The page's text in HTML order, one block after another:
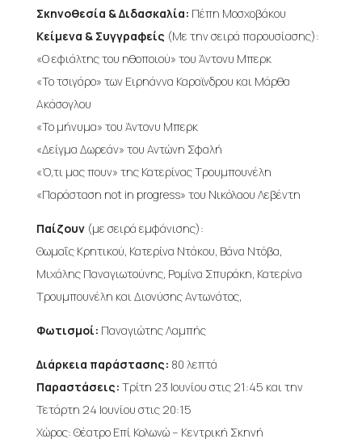
Σκηνοθεσία & Διδασκαλία: Πέπη Μοσχοβάκου
Κείμενα & Συγγραφείς (Με την σειρά παρουσίασης):
«Ο εφιάλτης του ηθοποιού» του Άντονυ Μπερκ
«Το τσιγάρο» των Ειρηάννα Καραϊνδρου και Μάρθα
Ακάσογλου
«Το μήνυμα» του Άντονυ Μπερκ
«Δείγμα Δωρεάν» του Αντώνη Σφαλή
«Ό,τι μας πουν» της Κατερίνας Τρουμπουνέλη
«Παράσταση not in progress» του Νικόλαου Λεβέντη
Παίζουν (με σειρά εμφάνισης):
Θωμαΐς Κρητικού, Κατερίνα Ντάκου, Βάνα Ντόβα,
Μιχάλης Παναγιωτούνης, Ρομίνα Σπυράκη, Κατερίνα
Τρουμπουνέλη και Διονύσης Αντωνάτος,
Φωτισμοί: Παναγιώτης Λαμπής
Διάρκεια παράστασης: 80 λεπτά
Παραστάσεις: Τρίτη 23 Ιουνίου στις 21:45 και την
Τετάρτη 24 Ιουνίου στις 20:15
Χώρος: Θέατρο Επί Κολωνώ – Κεντρική Σκηνή